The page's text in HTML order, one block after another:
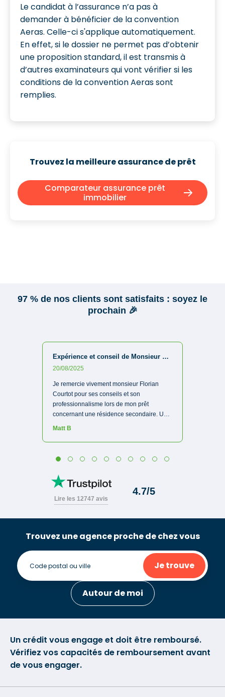
Le candidat à l’assurance n’a pas à
demander à bénéficier de la convention
Aeras. Celle-ci s'applique automatiquement.
En effet, si le dossier ne permet pas d’obtenir
une proposition standard, il est transmis à
d’autres examinateurs qui vont vérifier si les
conditions de la convention Aeras sont
remplies.
Trouvez la meilleure assurance de prêt
Comparateur assurance prêt
immobilier
Trouvez une agence proche de chez vous
Je trouve
Autour de moi
Un crédit vous engage et doit être remboursé.
Vérifiez vos capacités de remboursement avant
de vous engager.